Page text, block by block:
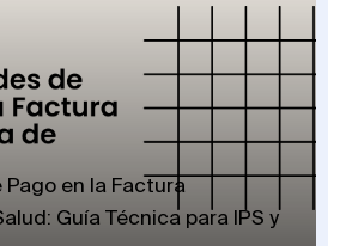
en la Factura
Guía Técnica para IPS y